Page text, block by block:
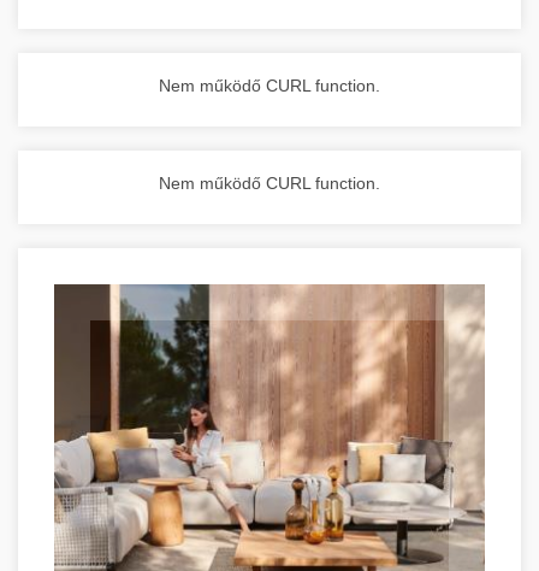
Nem működő CURL function.
Nem működő CURL function.